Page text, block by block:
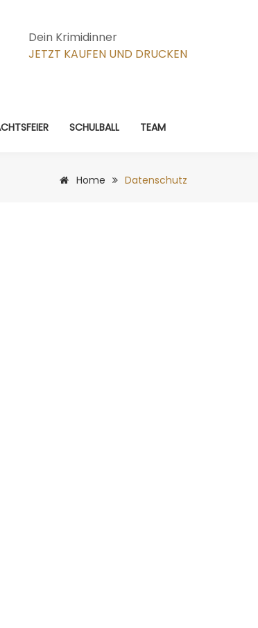
Dein Krimidinner
JETZT KAUFEN UND DRUCKEN
SCHULBALL TEAM
Home Datenschutz